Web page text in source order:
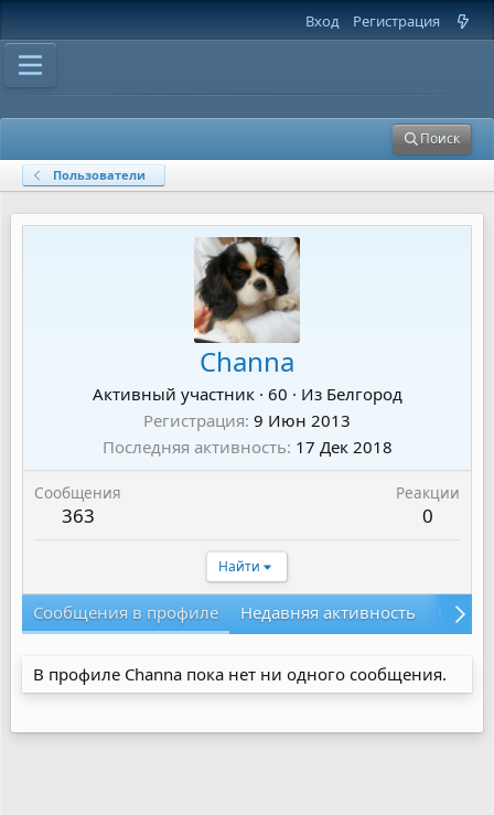
Вход Регистрация
Поиск
Пользователи
Channa
Активный участник · 60 · Из Белгород
Регистрация 9 Июн 2013
Последняя активность 17 Дек 2018
Сообщения
363
Реакции
0
Найти
Сообщения в профиле Недавняя активность
В профиле Channa пока нет ни одного сообщения.